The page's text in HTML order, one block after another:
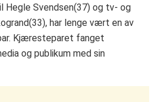
Hegle Svendsen(37) og tv- og
har lenge vært en av
Kjæresteparet fanget
og publikum med sin